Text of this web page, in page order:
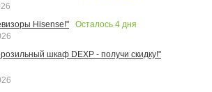
Hisense!"
Осталось 4 дня
шкаф DEXP - получи скидку!"